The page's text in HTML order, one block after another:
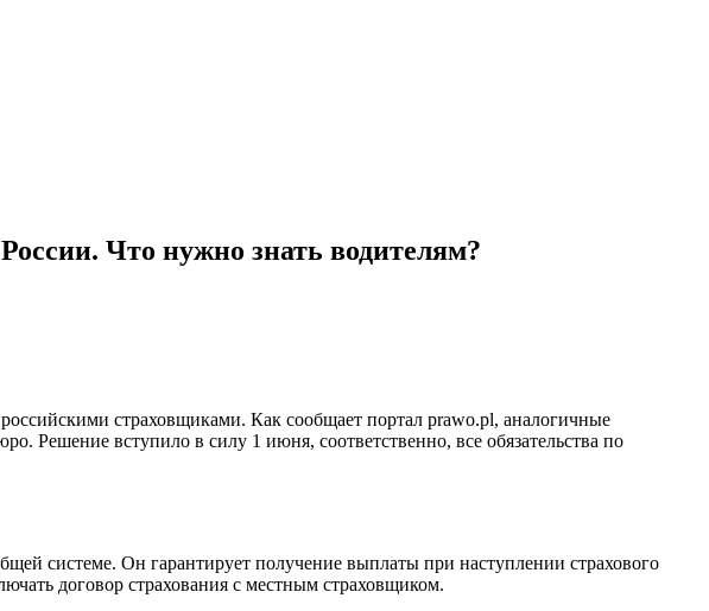
Что нужно знать водителям?
страховщиками. Как сообщает портал prawo.pl, аналогичные
Решение вступило в силу 1 июня, соответственно, все обязательства по
системе. Он гарантирует получение выплаты при наступлении страхового
договор страхования с местным страховщиком.